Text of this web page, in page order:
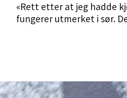
«Rett etter at jeg hadde
fungerer utmerket i sør.